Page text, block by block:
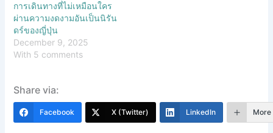
การเดินทางที่ไม่เหมือนใคร
ผ่านความงดงามอันเป็นนิรัน
ดร์ของญี่ปุ่น
December 9, 2025
With 5 comments
Share via:
Facebook X (Twitter) LinkedIn More